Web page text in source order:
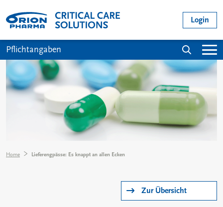
User
Login
Main navigation
Pflichtangaben Suche
Pfadnavigation
Home Lieferengpässe: Es knappt an allen Ecken
Zur Übersicht